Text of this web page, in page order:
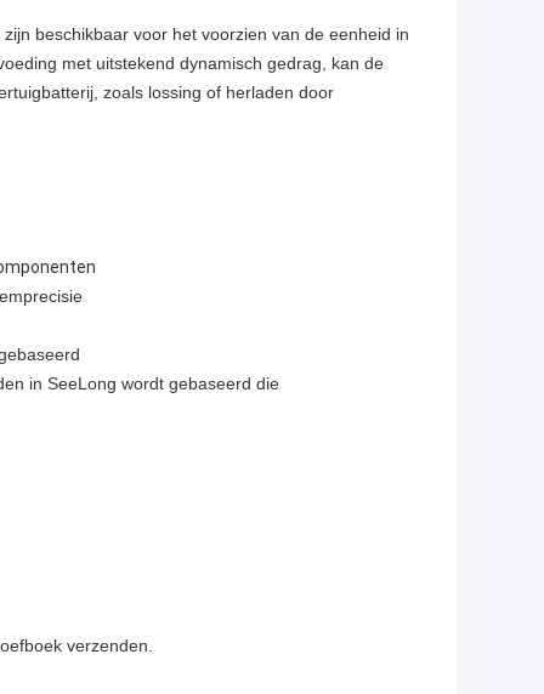
beschikbaar voor het voorzien van de eenheid in
met uitstekend dynamisch gedrag, kan de
zoals lossing of herladen door
in SeeLong wordt gebaseerd die
verzenden.